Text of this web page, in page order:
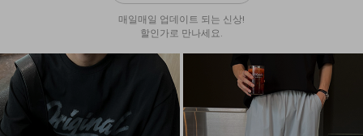
매일매일 업데이트 되는 신상!
할인가로 만나세요.